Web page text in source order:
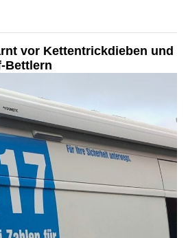
vor Kettentrickdieben und
Bettlern